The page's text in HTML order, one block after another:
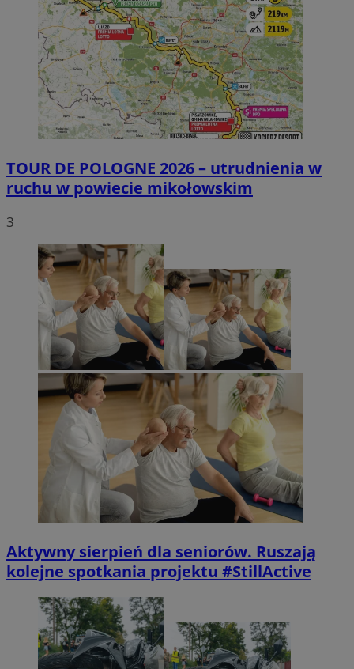
TOUR DE POLOGNE 2026 – utrudnienia w
ruchu w powiecie mikołowskim
3
Aktywny sierpień dla seniorów. Ruszają
kolejne spotkania projektu #StillActive